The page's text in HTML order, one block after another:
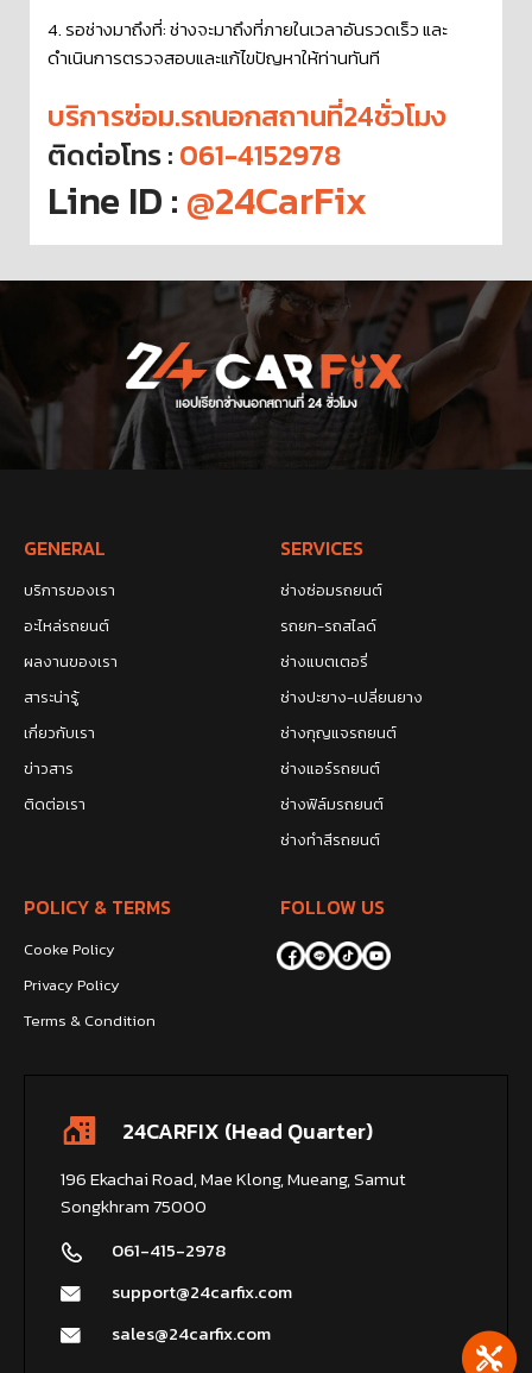
4. รอช่างมาถึงที่: ช่างจะมาถึงที่ภายในเวลาอันรวดเร็ว และ
ดำเนินการตรวจสอบและแก้ไขปัญหาให้ท่านทันที
บริการซ่อม.รถนอกสถานที่24ชั่วโมง
ติดต่อโทร : 061-4152978
Line ID :@24CarFix
GENERAL
บริการของเรา
อะไหล่รถยนต์
ผลงานของเรา
สาระน่ารู้
เกี่ยวกับเรา
ข่าวสาร
ติดต่อเรา
SERVICES
ช่างซ่อมรถยนต์
รถยก-รถสไลด์
ช่างแบตเตอรี่
ช่างปะยาง-เปลี่ยนยาง
ช่างกุญแจรถยนต์
ช่างแอร์รถยนต์
ช่างฟิล์มรถยนต์
ช่างทำสีรถยนต์
POLICY & TERMS
Cooke Policy
Privacy Policy
Terms & Condition
FOLLOW US
24CARFIX (Head Quarter)
196 Ekachai Road, Mae Klong, Mueang, Samut
Songkhram 75000
061-415-2978
support@24carfix.com
sales@24carfix.com